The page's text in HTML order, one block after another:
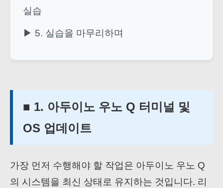
실습
▶ 5. 실습을 마무리하며
■ 1. 아두이노 우노 Q 터미널 및
OS 업데이트
가장 먼저 수행해야 할 작업은 아두이노 우노 Q
의 시스템을 최신 상태로 유지하는 것입니다. 리